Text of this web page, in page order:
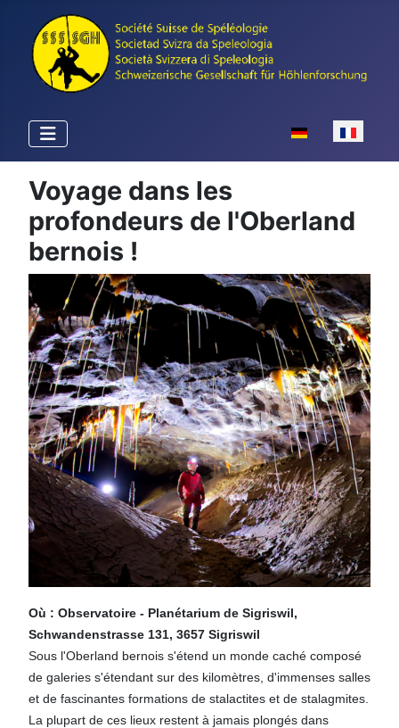
Sélectionnez
Voyage dans les
profondeurs de l'Oberland
bernois !
Où : Observatoire - Planétarium de Sigriswil,
Schwandenstrasse 131, 3657 Sigriswil
Sous l'Oberland bernois s'étend un monde caché composé
de galeries s'étendant sur des kilomètres, d'immenses salles
et de fascinantes formations de stalactites et de stalagmites.
La plupart de ces lieux restent à jamais plongés dans